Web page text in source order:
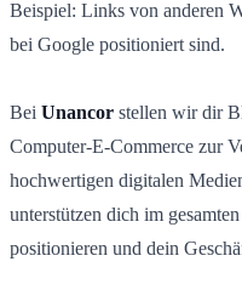
Beispiel: Links von anderen
bei Google positioniert sind.
Bei Unancor stellen wir dir
Computer-E-Commerce zur
hochwertigen digitalen
unterstützen dich im
positionieren und dein